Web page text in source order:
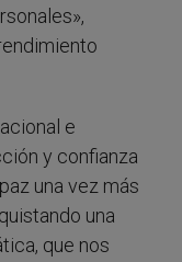
e
y confianza
una vez más
una
que nos